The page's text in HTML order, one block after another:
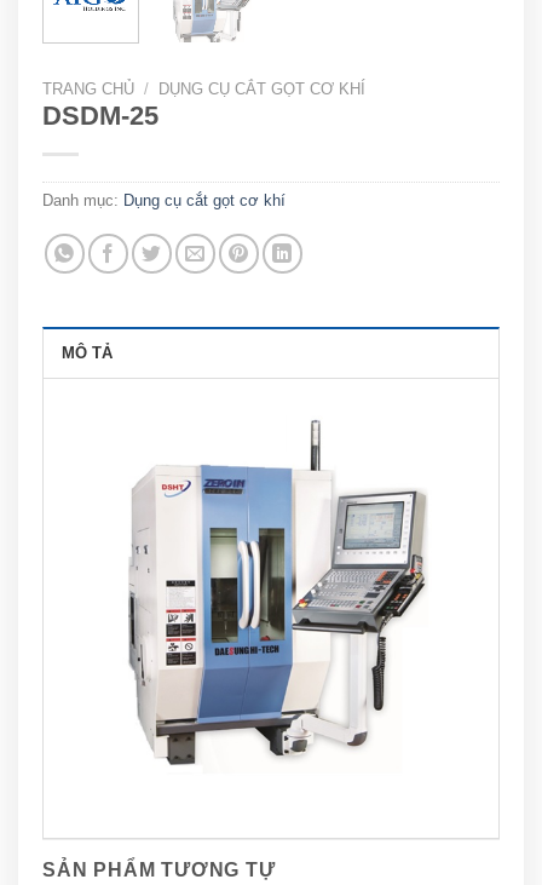
TRANG CHỦ / DỤNG CỤ CẮT GỌT CƠ KHÍ
DSDM-25
Danh mục: Dụng cụ cắt gọt cơ khí
MÔ TẢ
SẢN PHẨM TƯƠNG TỰ